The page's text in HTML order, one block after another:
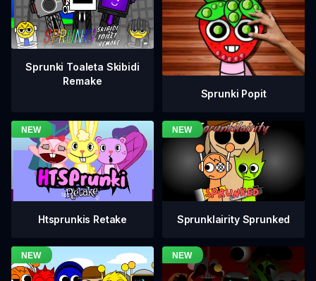
Sprunki Toaleta Skibidi
Remake
Sprunki Popit
Htsprunkis Retake Sprunklairity Sprunked